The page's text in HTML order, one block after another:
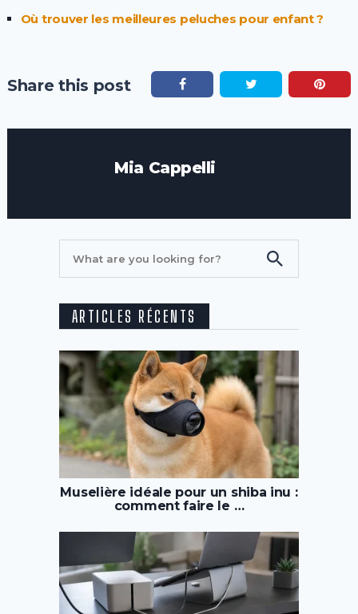
Où trouver les meilleures peluches pour enfant ?
Share this post
Mia Cappelli
ARTICLES RÉCENTS
Muselière idéale pour un shiba inu :
comment faire le …